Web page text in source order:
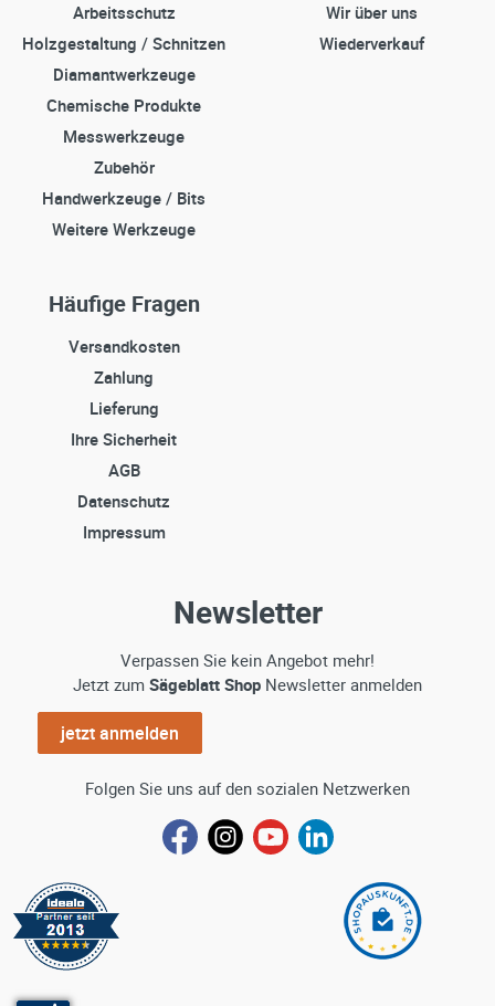
Arbeitsschutz
Holzgestaltung / Schnitzen
Diamantwerkzeuge
Chemische Produkte
Messwerkzeuge
Zubehör
Handwerkzeuge / Bits
Weitere Werkzeuge
Wir über uns
Wiederverkauf
Häufige Fragen
Versandkosten
Zahlung
Lieferung
Ihre Sicherheit
AGB
Datenschutz
Impressum
Newsletter
Verpassen Sie kein Angebot mehr!
Jetzt zum Sägeblatt Shop Newsletter anmelden
jetzt anmelden
Folgen Sie uns auf den sozialen Netzwerken